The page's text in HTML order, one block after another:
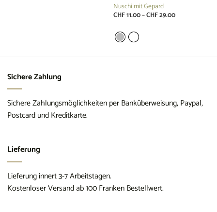
Nuschi mit Gepard
CHF11.00–CHF29.00Preisspanne:
Sichere Zahlung
Sichere Zahlungsmöglichkeiten per Banküberweisung, Paypal,
Postcard und Kreditkarte.
Lieferung
Lieferung innert 3-7 Arbeitstagen.
Kostenloser Versand ab 100 Franken Bestellwert.